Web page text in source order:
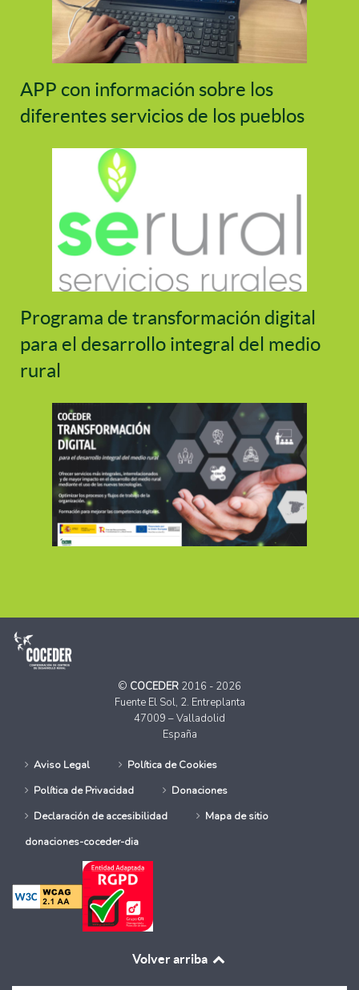
APP con información sobre los
diferentes servicios de los pueblos
Programa de transformación digital
para el desarrollo integral del medio
rural
© COCEDER 2016 - 2026
Fuente El Sol, 2. Entreplanta
47009 – Valladolid
España
Aviso Legal
Política de Cookies
Política de Privacidad
Donaciones
Declaración de accesibilidad
Mapa de sitio
donaciones-coceder-dia
Volver arriba